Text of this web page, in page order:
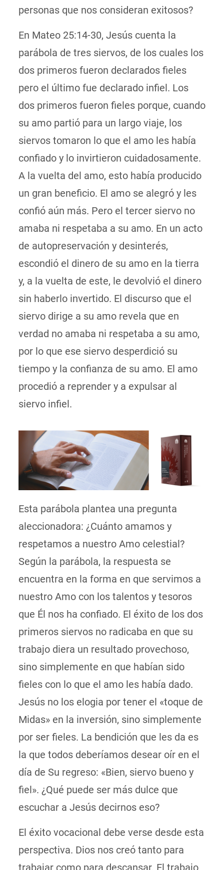
personas que nos consideran exitosos?
En Mateo 25:14-30, Jesús cuenta la
parábola de tres siervos, de los cuales los
dos primeros fueron declarados fieles
pero el último fue declarado infiel. Los
dos primeros fueron fieles porque, cuando
su amo partió para un largo viaje, los
siervos tomaron lo que el amo les había
confiado y lo invirtieron cuidadosamente.
A la vuelta del amo, esto había producido
un gran beneficio. El amo se alegró y les
confió aún más. Pero el tercer siervo no
amaba ni respetaba a su amo. En un acto
de autopreservación y desinterés,
escondió el dinero de su amo en la tierra
y, a la vuelta de este, le devolvió el dinero
sin haberlo invertido. El discurso que el
siervo dirige a su amo revela que en
verdad no amaba ni respetaba a su amo,
por lo que ese siervo desperdició su
tiempo y la confianza de su amo. El amo
procedió a reprender y a expulsar al
siervo infiel.
Esta parábola plantea una pregunta
aleccionadora: ¿Cuánto amamos y
respetamos a nuestro Amo celestial?
Según la parábola, la respuesta se
encuentra en la forma en que servimos a
nuestro Amo con los talentos y tesoros
que Él nos ha confiado. El éxito de los dos
primeros siervos no radicaba en que su
trabajo diera un resultado provechoso,
sino simplemente en que habían sido
fieles con lo que el amo les había dado.
Jesús no los elogia por tener el «toque de
Midas» en la inversión, sino simplemente
por ser fieles. La bendición que les da es
la que todos deberíamos desear oír en el
día de Su regreso: «Bien, siervo bueno y
fiel». ¿Qué puede ser más dulce que
escuchar a Jesús decirnos eso?
El éxito vocacional debe verse desde esta
perspectiva. Dios nos creó tanto para